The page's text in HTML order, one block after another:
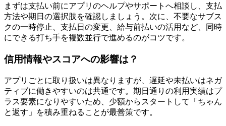
まずは支払い前にアプリのヘルプやサポートへ相談し、支払
方法や期日の選択肢を確認しましょう。次に、不要なサブス
クの一時停止、支払日の変更、給与前払いの活用など、同時
にできる打ち手を複数並行で進めるのがコツです。
信用情報やスコアへの影響は？
アプリごとに取り扱いは異なりますが、遅延や未払いはネガ
ティブに働きやすいのは共通です。期日通りの利用実績はプ
ラス要素になりやすいため、少額からスタートして「ちゃん
と返す」を積み重ねることが最善策です。